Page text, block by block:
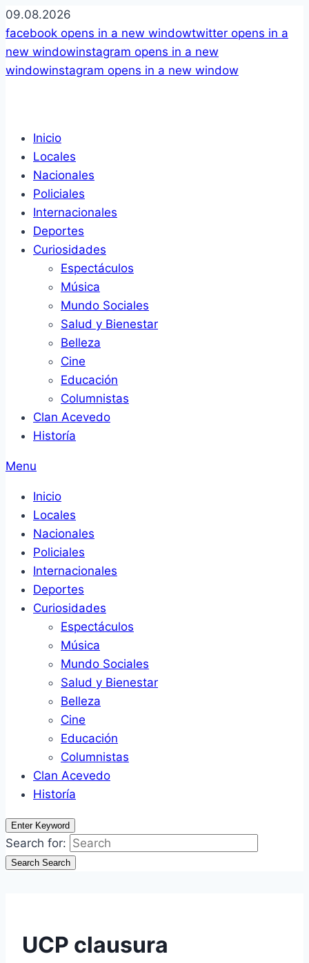
09.08.2026
facebook opens in a new windowtwitter opens in a
new windowinstagram opens in a new
windowinstagram opens in a new window
Inicio
Locales
Nacionales
Policiales
Internacionales
Deportes
Curiosidades
Espectáculos
Música
Mundo Sociales
Salud y Bienestar
Belleza
Cine
Educación
Columnistas
Clan Acevedo
Historía
Menu
Inicio
Locales
Nacionales
Policiales
Internacionales
Deportes
Curiosidades
Espectáculos
Música
Mundo Sociales
Salud y Bienestar
Belleza
Cine
Educación
Columnistas
Clan Acevedo
Historía
Enter Keyword
Search for:
Search Search
UCP clausura